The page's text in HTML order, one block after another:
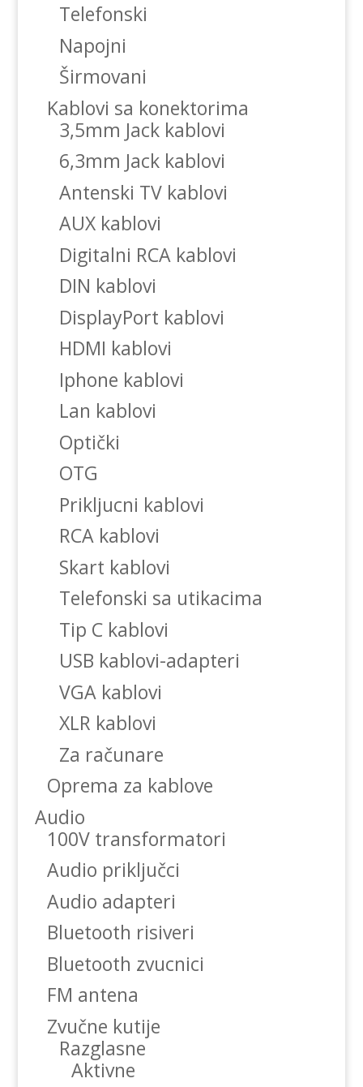
Telefonski
Napojni
Širmovani
Kablovi sa konektorima
3,5mm Jack kablovi
6,3mm Jack kablovi
Antenski TV kablovi
AUX kablovi
Digitalni RCA kablovi
DIN kablovi
DisplayPort kablovi
HDMI kablovi
Iphone kablovi
Lan kablovi
Optički
OTG
Prikljucni kablovi
RCA kablovi
Skart kablovi
Telefonski sa utikacima
Tip C kablovi
USB kablovi-adapteri
VGA kablovi
XLR kablovi
Za računare
Oprema za kablove
Audio
100V transformatori
Audio priključci
Audio adapteri
Bluetooth risiveri
Bluetooth zvucnici
FM antena
Zvučne kutije
Razglasne
Aktivne